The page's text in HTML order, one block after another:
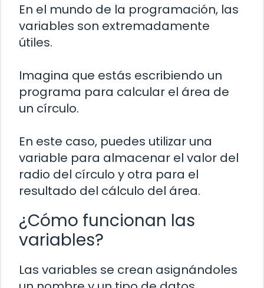
En el mundo de la programación, las
variables son extremadamente
útiles.
Imagina que estás escribiendo un
programa para calcular el área de
un círculo.
En este caso, puedes utilizar una
variable para almacenar el valor del
radio del círculo y otra para el
resultado del cálculo del área.
¿Cómo funcionan las
variables?
Las variables se crean asignándoles